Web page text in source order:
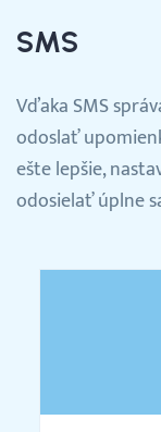
SMS
Vďaka SMS
odoslať
ešte lepšie,
odosielať úplne